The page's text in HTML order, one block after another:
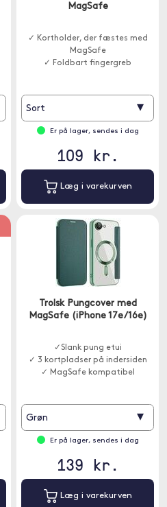
MagSafe
✓ Kortholder, der fæstes med
MagSafe
✓ Foldbart fingergreb
Sort ▾
Er på lager, sendes i dag
109 kr.
Læg i varekurven
Trolsk Pungcover med
MagSafe (iPhone 17e/16e)
✓Slank pung etui
✓ 3 kortpladser på indersiden
✓ MagSafe kompatibel
Grøn ▾
Er på lager, sendes i dag
139 kr.
Læg i varekurven